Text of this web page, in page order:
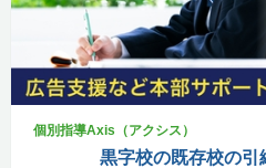
個別指導Axis（アクシス）
黒字校の既存校の引